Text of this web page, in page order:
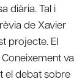
diària. Tal i
de Xavier
projecte. El
va
el debat sobre